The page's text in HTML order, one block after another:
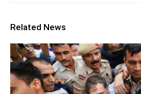
Related News